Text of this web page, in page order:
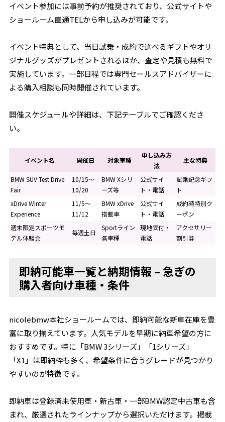
イベント参加には事前予約が推奨されており、公式サイトや
ショールーム直通TELから申し込みが可能です。
イベント特典として、当日試乗・成約で選べるギフトやオリ
ジナルグッズがプレゼントされるほか、査定や見積も無料で
実施しています。一部日程では専門セールスアドバイザーに
よる購入相談も同時開催されています。
開催スケジュールや詳細は、下記テーブルでご確認くださ
い。
イベント名 開催日 対象車種
申し込み方
法
主な特典
BMW SUV Test Drive
Fair
10/15〜
10/20
BMW Xシリ
ーズ等
公式サイ
ト・電話
試乗記念ギフ
ト
xDrive Winter
Experience
11/5〜
11/12
BMW xDrive
搭載車
公式サイ
ト・電話
成約時特別ク
ーポン
週末限定スポーツモ
デル体験会
毎週土日
Sportライン
各車種
現地受付・
電話
アクセサリー
割引券
即納可能車一覧と納期情報 – 急ぎの
購入者向け車種・条件
nicolebmw本社ショールームでは、即納可能な新車在庫を豊
富に取り揃えています。人気モデルを早期に納車希望の方に
おすすめです。特に「BMW 3シリーズ」「1シリーズ」
「X1」は即納枠も多く、希望条件に合うグレードが見つかり
やすいのが特徴です。
即納車は登録済未使用車・新古車・一部BMW認定中古車も含
まれ、厳選されたラインナップから選択いただけます。掲載